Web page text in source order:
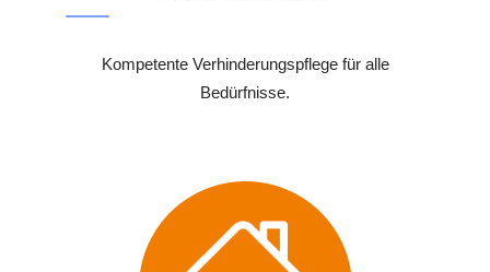
Kompetente Verhinderungspflege für alle
Bedürfnisse.